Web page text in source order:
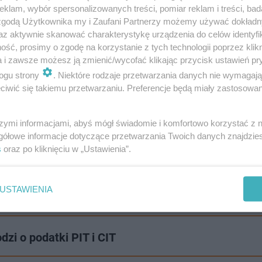
Glanertem poniżej:
A może chcesz poinformować o trudnej
do nas na:
o podatki PIT i CIT
wybór spersonalizowanych treści, pomiar reklam i treści,
Użytkownika my i Zaufani Partnerzy możemy używać
aktywnie skanować charakterystykę urządzenia do celów
prosimy o zgodę na korzystanie z tych technologii poprzez
i zawsze możesz ją zmienić/wycofać klikając przycisk ustawień
strony
. Niektóre rodzaje przetwarzania danych nie
się takiemu przetwarzaniu. Preferencje będą miały
informacjami, abyś mógł świadomie i komfortowo korzystać z
informacje dotyczące przetwarzania Twoich danych
oraz po kliknięciu w „Ustawienia”.
USTAWIENIA